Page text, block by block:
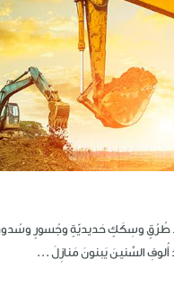
طُرُقٍ وسِكَكٍ حَديديّةٍ وجُسورٍ
أُلوفِ السِّنينَ يَبنونَ مَنازِلَ ...